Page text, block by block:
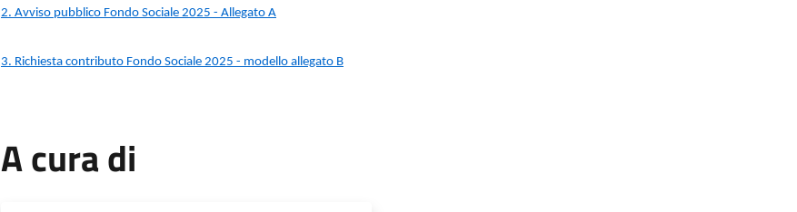
2. Avviso pubblico Fondo Sociale 2025 - Allegato A
3. Richiesta contributo Fondo Sociale 2025 - modello allegato B
A cura di